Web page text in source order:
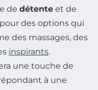
de détente et de
des options qui
des massages, des
inspirants.
une touche de
à une